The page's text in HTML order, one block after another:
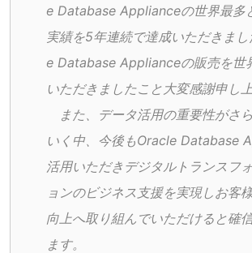
e Database Applianceの世界最多
実績を5年連続で達成いただきま
e Database Applianceの販売を世
いただきましたこと大変感謝申し上
また、データ活用の重要性がさ
いく中、今後もOracle Database
活用いただきデジタルトランスフ
ョンのビジネス支援を実現しお客
向上へ取り組んでいただけると確
ます。